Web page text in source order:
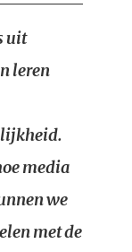
uit
leren
media
we
met de